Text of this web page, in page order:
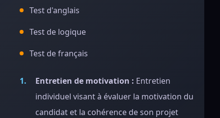
Test d'anglais
Test de logique
Test de français
Entretien de motivation : Entretien
individuel visant à évaluer la motivation du
candidat et la cohérence de son projet